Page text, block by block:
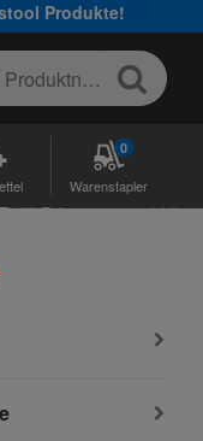
Produkte!
0
Warenstapler